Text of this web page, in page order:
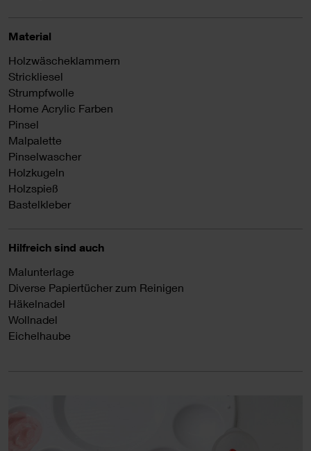
Material
Holzwäscheklammern
Strickliesel
Strumpfwolle
Home Acrylic Farben
Pinsel
Malpalette
Pinselwascher
Holzkugeln
Holzspieß
Bastelkleber
Hilfreich sind auch
Malunterlage
Diverse Papiertücher zum Reinigen
Häkelnadel
Wollnadel
Eichelhaube